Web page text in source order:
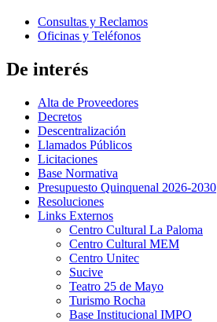
Consultas y Reclamos
Oficinas y Teléfonos
De interés
Alta de Proveedores
Decretos
Descentralización
Llamados Públicos
Licitaciones
Base Normativa
Presupuesto Quinquenal 2026-2030
Resoluciones
Links Externos
Centro Cultural La Paloma
Centro Cultural MEM
Centro Unitec
Sucive
Teatro 25 de Mayo
Turismo Rocha
Base Institucional IMPO